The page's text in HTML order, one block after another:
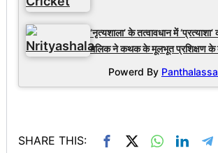
‘नृत्यशाला’ के तत्वावधान में
मलिक ने कथक के मूलभूत प्रशिक्षण के
Powerd By
SHARE THIS: